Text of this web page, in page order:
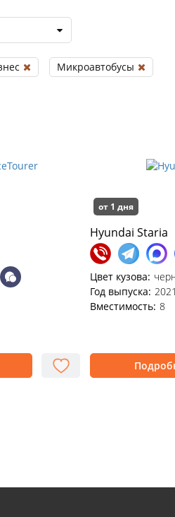
от 1 дня
Hyundai Staria
Цвет кузова:
Год выпуска: 2021
Вместимость: 8
Микроавтобусы